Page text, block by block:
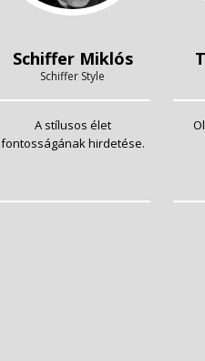
Schiffer Miklós
Schiffer Style
A stílusos élet
fontosságának hirdetése.